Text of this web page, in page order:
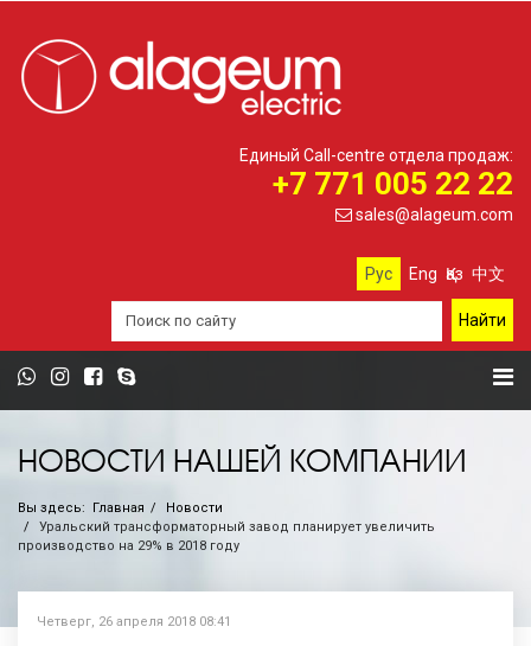
Единый Call-centre отдела продаж:
+7 771 005 22 22
sales@alageum.com
Рус Eng Қаз 中文
НОВОСТИ НАШЕЙ КОМПАНИИ
Вы здесь: Главная
Новости
Уральский трансформаторный завод планирует увеличить
производство на 29% в 2018 году
Четверг, 26 апреля 2018 08:41